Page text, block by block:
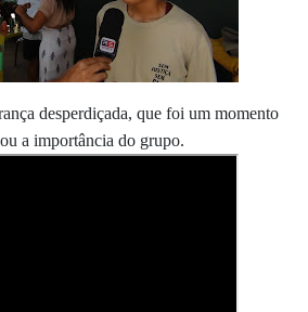
desperdiçada, que foi um momento
a importância do grupo.